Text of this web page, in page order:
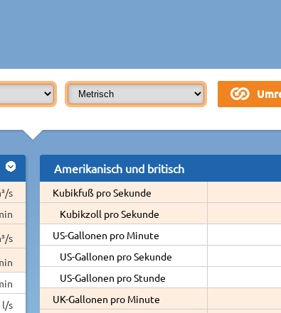
s
s
l/s
Amerikanisch und britisch
Kubikfuß pro Sekunde
Kubikzoll pro Sekunde
US-Gallonen pro Minute
US-Gallonen pro Sekunde
US-Gallonen pro Stunde
UK-Gallonen pro Minute